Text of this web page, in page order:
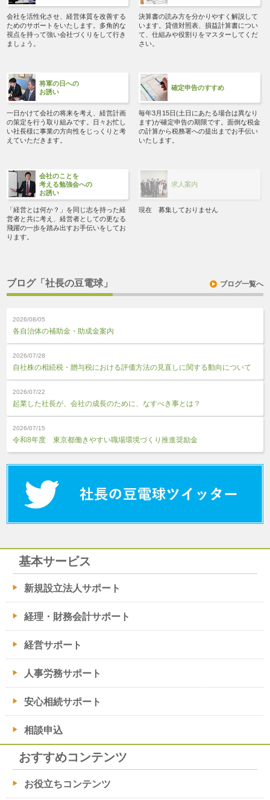
会社を活性化させ、経営体質を改善する
ためのサポートをいたします。多角的な
視点を持って強い会社づくりをして行き
ましょう。
決算書の読み方を分かりやすく解説して
います。貸借対照表、損益計算書につい
て、仕組みや役割りをマスターしてくだ
さい。
将軍の日への
お誘い
一日かけて会社の将来を考え、経営計画
の策定を行う取り組みです。日々お忙し
い社長様に事業の方向性をじっくりと考
えていただきます。
確定申告のすすめ
毎年3月15日(土日にあたる場合は異なり
ます)が確定申告の期限です。面倒な税金
の計算から税務署への提出までお手伝い
いたします。
会社のことを
考える勉強会への
お誘い
「経営とは何か？」を同じ志を持った経
営者と共に考え、経営者としての更なる
飛躍の一歩を踏み出すお手伝いをしてお
ります。
求人案内
現在 募集しておりません
ブログ「社長の豆電球」 ブログ一覧へ
2026/08/05
各自治体の補助金・助成金案内
2026/07/28
自社株の相続税・贈与税における評価方法の見直しに関する動向について
2026/07/22
起業した社長が、会社の成長のために、なすべき事とは？
2026/07/15
令和8年度 東京都働きやすい職場環境づくり推進奨励金
基本サービス
新規設立法人サポート
経理・財務会計サポート
経営サポート
人事労務サポート
安心相続サポート
相談申込
おすすめコンテンツ
お役立ちコンテンツ